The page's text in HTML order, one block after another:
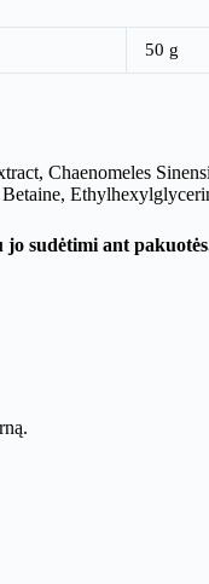
50 g
Chaenomeles
sudėtimi ant